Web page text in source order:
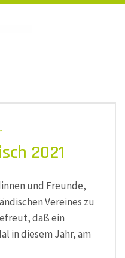
2021
und Freunde,
Vereines zu
daß ein
in diesem Jahr, am